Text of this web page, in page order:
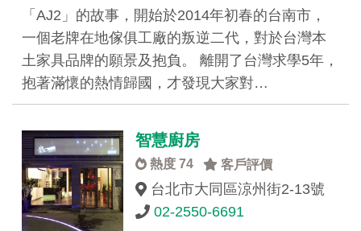
「AJ2」的故事，開始於2014年初春的台南市，
一個老牌在地傢俱工廠的叛逆二代，對於台灣本
土家具品牌的願景及抱負。 離開了台灣求學5年，
抱著滿懷的熱情歸國，才發現大家對…
智慧廚房
熱度 74 客戶評價
台北市大同區涼州街2-13號
02-2550-6691